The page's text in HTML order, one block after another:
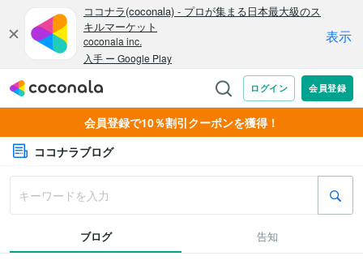
会員登録で10％割引クーポンを獲得！
ココナラブログ
ブログ 告知